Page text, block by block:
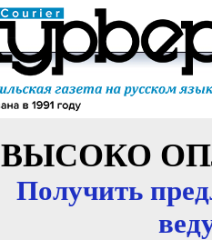
ВЫСОКО
Получить